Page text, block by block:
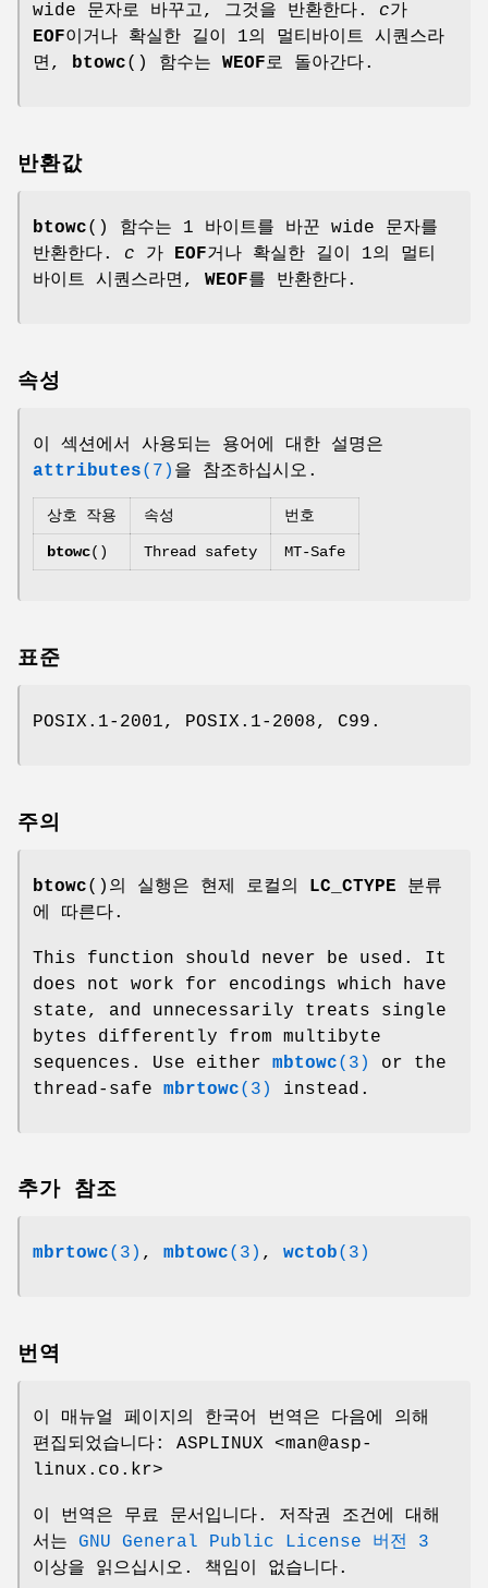
wide 문자로 바꾸고, 그것을 반환한다. c가
EOF이거나 확실한 길이 1의 멀티바이트 시퀀스라
면, btowc() 함수는 WEOF로 돌아간다.
반환값
btowc() 함수는 1 바이트를 바꾼 wide 문자를
반환한다. c 가 EOF거나 확실한 길이 1의 멀티
바이트 시퀀스라면, WEOF를 반환한다.
속성
이 섹션에서 사용되는 용어에 대한 설명은
attributes(7) 을 참조하십시오.
상호 작용 속성 번호
btowc() Thread safety MT-Safe
표준
POSIX.1-2001, POSIX.1-2008, C99.
주의
btowc()의 실행은 현제 로컬의 LC_CTYPE 분류
에 따른다.
This function should never be used. It
does not work for encodings which have
state, and unnecessarily treats single
bytes differently from multibyte
sequences. Use either mbtowc(3)
or the
thread-safe mbrtowc(3) instead.
추가 참조
mbrtowc(3) , mbtowc(3) , wctob(3)
번역
이 매뉴얼 페이지의 한국어 번역은 다음에 의해
편집되었습니다: ASPLINUX <man@asp-
linux.co.kr>
이 번역은 무료 문서입니다. 저작권 조건에 대해
서는 GNU General Public License 버전 3
이상을 읽으십시오. 책임이 없습니다.